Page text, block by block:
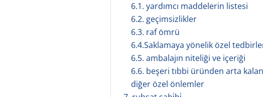
6.1. yardımcı maddelerin listesi
6.2. geçimsizlikler
6.3. raf ömrü
6.4.Saklamaya yönelik özel
6.5. ambalajın niteliği ve içeriği
6.6. beşeri tıbbi üründen arta
diğer özel önlemler